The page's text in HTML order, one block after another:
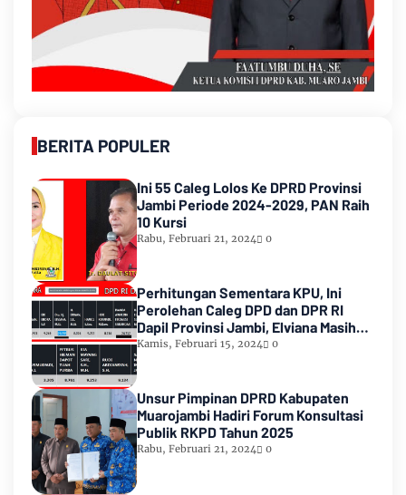
BERITA POPULER
Ini 55 Caleg Lolos Ke DPRD Provinsi
Jambi Periode 2024-2029, PAN Raih
10 Kursi
Rabu, Februari 21, 2024 0
Perhitungan Sementara KPU, Ini
Perolehan Caleg DPD dan DPR RI
Dapil Provinsi Jambi, Elviana Masih
Urutan Kedua Teratas
Kamis, Februari 15, 2024 0
Unsur Pimpinan DPRD Kabupaten
Muarojambi Hadiri Forum Konsultasi
Publik RKPD Tahun 2025
Rabu, Februari 21, 2024 0